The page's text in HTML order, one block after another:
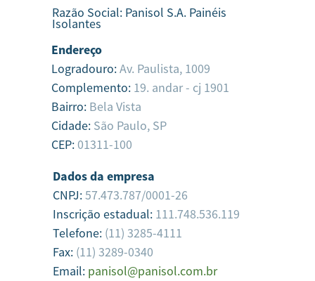
Razão Social: Panisol S.A. Painéis
Isolantes
Endereço
Logradouro:Av. Paulista, 1009
Complemento: 19. andar - cj 1901
Bairro: Bela Vista
Cidade: São Paulo, SP
CEP: 01311-100
Dados da empresa
CNPJ:57.473.787/0001-26
Inscrição estadual: 111.748.536.119
Telefone: (11) 3285-4111
Fax: (11) 3289-0340
Email: panisol@panisol.com.br